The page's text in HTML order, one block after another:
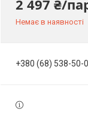
2 497 ₴/
Немає в наявності
+380 (68) 538-50-